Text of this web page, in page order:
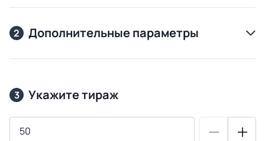
2 Дополнительные параметры
3 Укажите тираж